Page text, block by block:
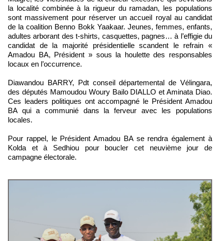
la localité combinée à la rigueur du ramadan, les populations
sont massivement pour réserver un accueil royal au candidat
de la coalition Benno Bokk Yaakaar. Jeunes, femmes, enfants,
adultes arborant des t-shirts, casquettes, pagnes… à l’effigie du
candidat de la majorité présidentielle scandent le refrain «
Amadou BA, Président » sous la houlette des responsables
locaux en l’occurrence.
Diawandou BARRY, Pdt conseil départemental de Vélingara,
des députés Mamoudou Woury Bailo DIALLO et Aminata Diao.
Ces leaders politiques ont accompagné le Président Amadou
BA qui a communié dans la ferveur avec les populations
locales.
Pour rappel, le Président Amadou BA se rendra également à
Kolda et à Sedhiou pour boucler cet neuvième jour de
campagne électorale.